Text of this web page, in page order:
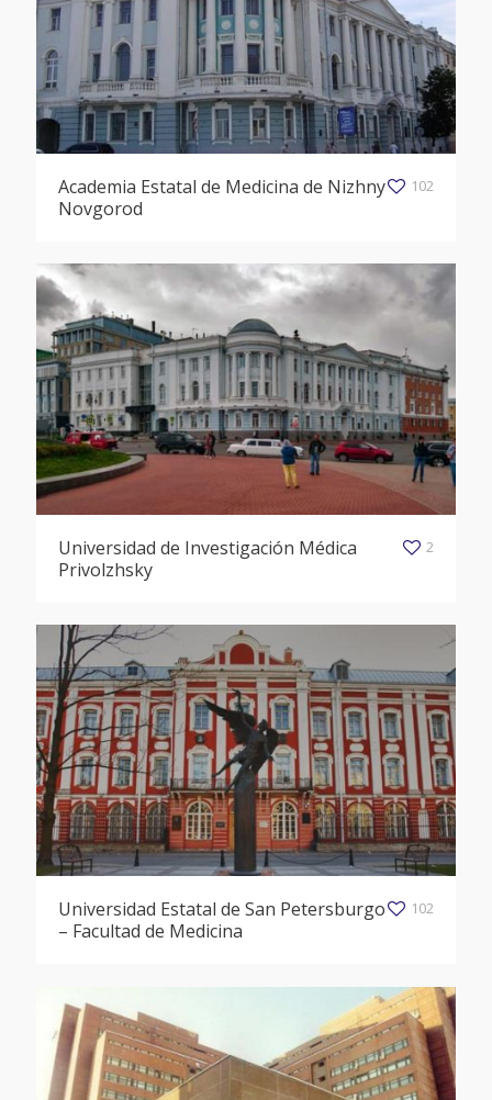
Academia Estatal de Medicina de Nizhny
Novgorod
102
Universidad de Investigación Médica
Privolzhsky
2
Universidad Estatal de San Petersburgo
– Facultad de Medicina
102